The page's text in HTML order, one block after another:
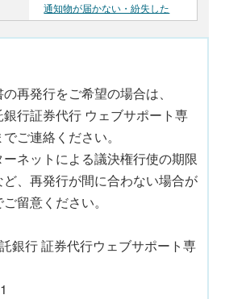
通知物が届かない・紛失した
再発行をご希望の場合は、
行証券代行 ウェブサポート専
ご連絡ください。
ネットによる議決権行使の期限
、再発行が間に合わない場合が
留意ください。
銀行 証券代行ウェブサポート専